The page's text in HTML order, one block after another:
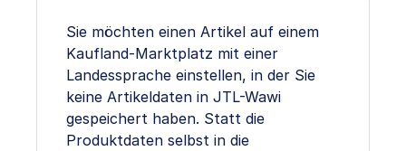
Sie möchten einen Artikel auf einem
Kaufland-Marktplatz mit einer
Landessprache einstellen, in der Sie
keine Artikeldaten in JTL-Wawi
gespeichert haben. Statt die
Produktdaten selbst in die